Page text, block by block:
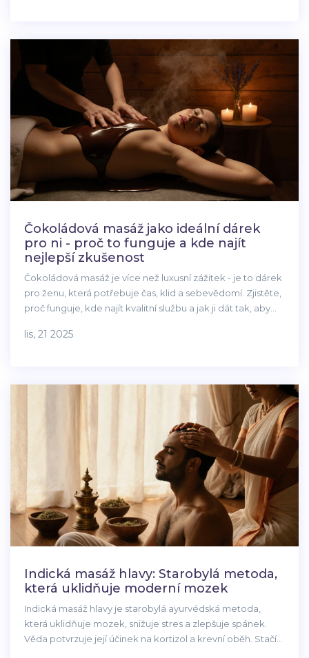
Čokoládová masáž jako ideální dárek
pro ni - proč to funguje a kde najít
nejlepší zkušenost
Čokoládová masáž je více než luxusní zážitek - je to dárek
pro ženu, která potřebuje čas, klid a sebevědomí. Zjistěte,
proč funguje, kde najít kvalitní službu a jak ji dát tak, aby
lis, 21 2025
Indická masáž hlavy: Starobylá metoda,
která uklidňuje moderní mozek
Indická masáž hlavy je starobylá ayurvédská metoda,
která uklidňuje mozek, snižuje stres a zlepšuje spánek.
Věda potvrzuje její účinek na kortizol a krevní oběh. Stačí